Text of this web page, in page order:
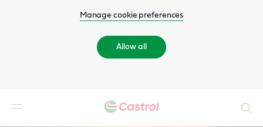
Manage cookie preferences
Allow all